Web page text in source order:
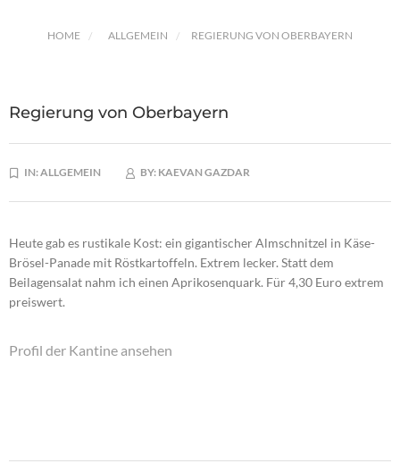
HOME ALLGEMEIN REGIERUNG VON OBERBAYERN
Regierung von Oberbayern
IN:ALLGEMEIN BY: KAEVAN GAZDAR
Heute gab es rustikale Kost: ein gigantischer Almschnitzel in Käse-
Brösel-Panade mit Röstkartoffeln. Extrem lecker. Statt dem
Beilagensalat nahm ich einen Aprikosenquark. Für 4,30 Euro extrem
preiswert.
Profil der Kantine ansehen